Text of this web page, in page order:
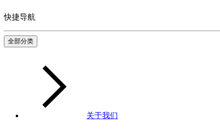
快捷导航
全部分类
关于我们